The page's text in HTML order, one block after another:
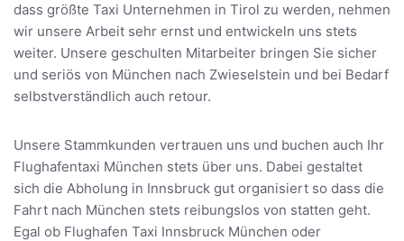
dass größte Taxi Unternehmen in Tirol zu werden, nehmen
wir unsere Arbeit sehr ernst und entwickeln uns stets
weiter. Unsere geschulten Mitarbeiter bringen Sie sicher
und seriös von München nach Zwieselstein und bei Bedarf
selbstverständlich auch retour.
Unsere Stammkunden vertrauen uns und buchen auch Ihr
Flughafentaxi München stets über uns. Dabei gestaltet
sich die Abholung in Innsbruck gut organisiert so dass die
Fahrt nach München stets reibungslos von statten geht.
Egal ob Flughafen Taxi Innsbruck München oder